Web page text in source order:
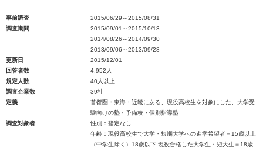
事前調査
2015/06/29～2015/08/31
調査期間
2015/09/01～2015/10/13
2014/08/26～2014/09/30
2013/09/06～2013/09/28
更新日
2015/12/01
回答者数
4,952人
規定人数
40人以上
調査企業数
39社
定義
首都圏・東海・近畿にある、現役高校生を対象にした、大学受
験向けの塾・予備校・個別指導塾
調査対象者
性別：指定なし
年齢：現役高校生で大学・短期大学への進学希望者＝15歳以上
（中学生除く）18歳以下 現役合格した大学生・短大生＝18歳